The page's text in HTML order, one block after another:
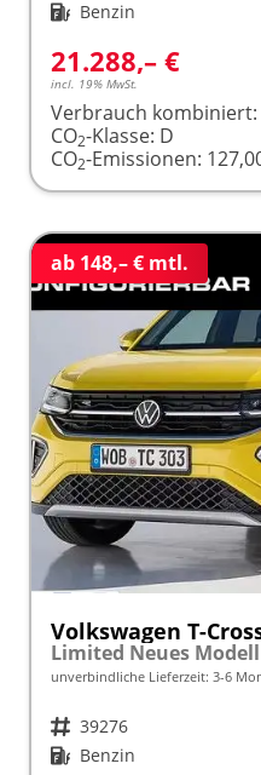
Kraftstoff Benzin
21.288,– €
incl. 19% MwSt.
Verbrauch kombiniert:
CO2-Klasse: D
CO2-Emissionen:
ab 148,– € mtl.
Volkswagen T-
unverbindliche Lieferzeit: 3-6
Fahrzeugnr. 39276
Kraftstoff Benzin